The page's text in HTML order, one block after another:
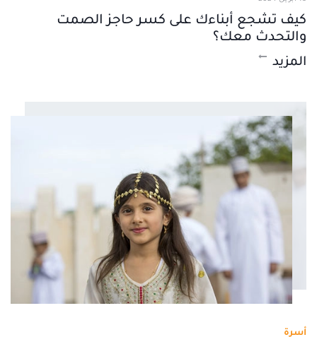
كيف تشجع أبناءك على كسر حاجز الصمت
والتحدث معك؟
المزيد
أسرة